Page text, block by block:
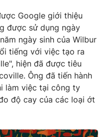
Google giới thiệu
được sử dụng ngày
ngày sinh của Wilbur
tiếng với việc tạo ra
hiện đã được tiêu
Ông đã tiến hành
làm việc tại công ty
độ cay của các loại ớt